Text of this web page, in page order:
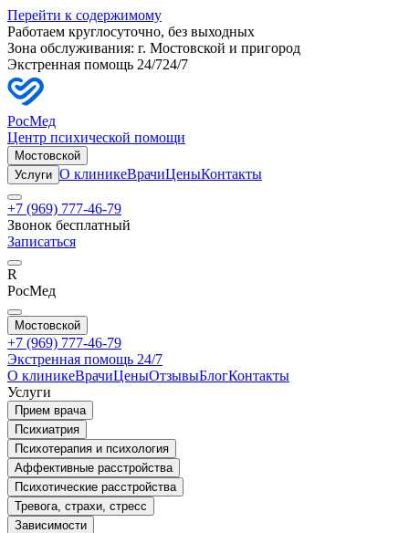
Перейти к содержимому
Работаем круглосуточно, без выходных
Зона обслуживания: г. Мостовской и пригород
Экстренная помощь 24/724/7
РосМед
Центр психической помощи
Мостовской
Услуги О клиникеВрачиЦеныКонтакты
+7 (969) 777-46-79
Звонок бесплатный
Записаться
R
РосМед
Мостовской
+7 (969) 777-46-79
Экстренная помощь 24/7
О клиникеВрачиЦеныОтзывыБлогКонтакты
Услуги
Прием врача
Психиатрия
Психотерапия и психология
Аффективные расстройства
Психотические расстройства
Тревога, страхи, стресс
Зависимости